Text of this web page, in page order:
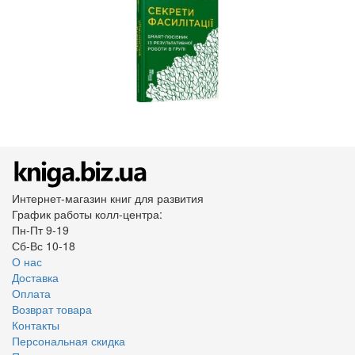
Интернет-магазин книг для развития
График работы колл-центра:
Пн-Пт 9-19
Сб-Вс 10-18
О нас
Доставка
Оплата
Возврат товара
Контакты
Персональная скидка